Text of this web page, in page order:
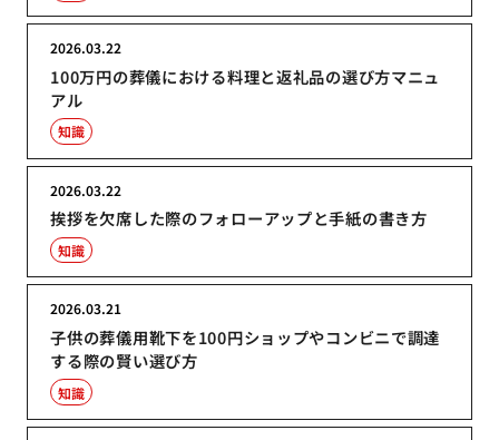
100万円の葬儀における料理と返礼品の選び方マニュ
アル
2026.03.22
知識
挨拶を欠席した際のフォローアップと手紙の書き方
2026.03.22
知識
子供の葬儀用靴下を100円ショップやコンビニで調達
する際の賢い選び方
2026.03.21
知識